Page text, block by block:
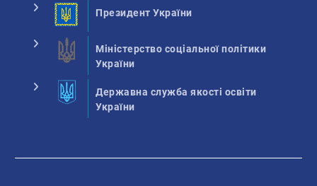
Президент України
Міністерство соціальної політики
України
Державна служба якості освіти
України